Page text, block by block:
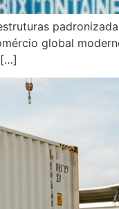
global
[…]